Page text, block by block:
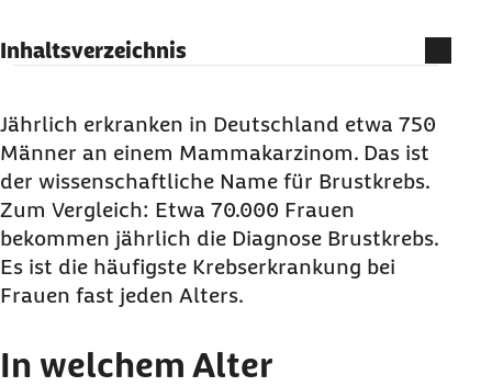
Inhaltsverzeichnis
Brustkrebs?
Wie entsteht Brustkrebs bei Männern?
Wie erkenne ich Brustkrebs bei Männern?
Wie stellt der Arzt den Brustkrebs fest?
Welche Arten der Behandlung gibt es?
Wie sind die Heilungschancen? Wie schlimm ist
Jährlich erkranken in Deutschland etwa 750
Männer an einem Mammakarzinom. Das ist
der wissenschaftliche Name für Brustkrebs.
Zum Vergleich: Etwa 70.000 Frauen
bekommen jährlich die Diagnose Brustkrebs.
Es ist die häufigste Krebserkrankung bei
Frauen fast jeden Alters.
In welchem Alter